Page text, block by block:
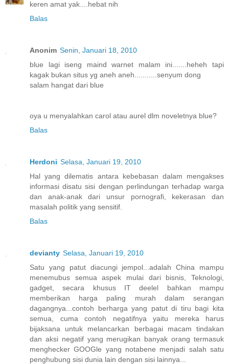
keren amat yak....hebat nih
Balas
Anonim Senin, Januari 18, 2010
blue lagi iseng maind warnet malam ini.......heheh tapi
kagak bukan situs yg aneh aneh...........senyum dong
salam hangat dari blue
oya u menyalahkan carol atau aurel dlm noveletnya blue?
Balas
Herdoni Selasa, Januari 19, 2010
Hal yang dilematis antara kebebasan dalam mengakses
informasi disatu sisi dengan perlindungan terhadap warga
dan anak-anak dari unsur pornografi, kekerasan dan
masalah politik yang sensitif.
Balas
devianty Selasa, Januari 19, 2010
Satu yang patut diacungi jempol...adalah China mampu
menemubus semua aspek mulai dari bisnis, Teknologi,
gadget, secara khusus IT deelel bahkan mampu
memberikan harga paling murah dalam serangan
dagangnya...contoh berharga yang patut di tiru bagi kita
semua, cuma contoh negatifnya yaitu mereka harus
bijaksana untuk melancarkan berbagai macam tindakan
dan aksi negatif yang merugikan banyak orang termasuk
menghecker GOOGle yang notabene menjadi salah satu
penghubung sisi dunia lain dengan sisi lainnya...